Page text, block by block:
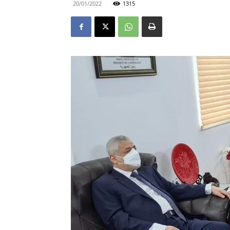
20/01/2022 1315